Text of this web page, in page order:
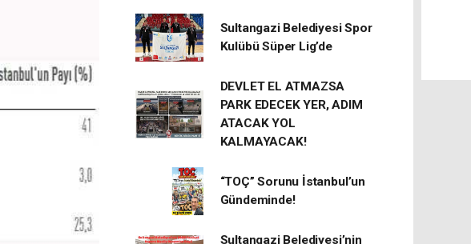
Sultangazi Belediyesi Spor
Kulübü Süper Lig’de
DEVLET EL ATMAZSA
PARK EDECEK YER, ADIM
ATACAK YOL
KALMAYACAK!
“TOÇ” Sorunu İstanbul’un
Gündeminde!
Sultangazi Belediyesi’nin